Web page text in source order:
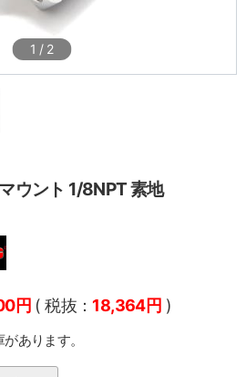
1 / 2
ウント 1/8NPT 素地
円 ( 税抜： 18,364円 )
あります。